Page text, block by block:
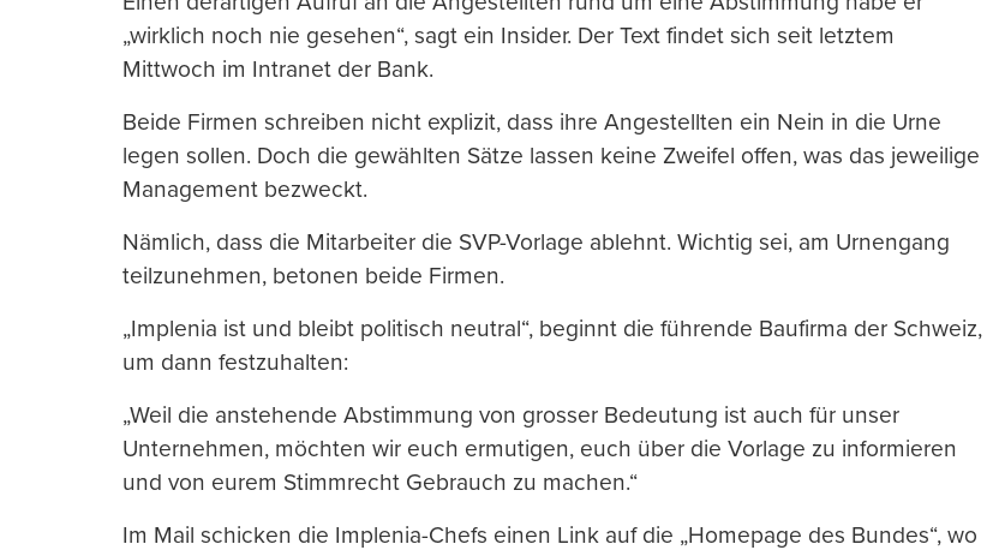
„wirklich noch nie gesehen“, sagt ein Insider. Der Text findet sich seit letztem
Mittwoch im Intranet der Bank.
Beide Firmen schreiben nicht explizit, dass ihre Angestellten ein Nein in die Urne
legen sollen. Doch die gewählten Sätze lassen keine Zweifel offen, was das jeweilige
Management bezweckt.
Nämlich, dass die Mitarbeiter die SVP-Vorlage ablehnt. Wichtig sei, am Urnengang
teilzunehmen, betonen beide Firmen.
„Implenia ist und bleibt politisch neutral“, beginnt die führende Baufirma der Schweiz,
um dann festzuhalten:
„Weil die anstehende Abstimmung von grosser Bedeutung ist auch für unser
Unternehmen, möchten wir euch ermutigen, euch über die Vorlage zu informieren
und von eurem Stimmrecht Gebrauch zu machen.“
Im Mail schicken die Implenia-Chefs einen Link auf die „Homepage des Bundes“, wo